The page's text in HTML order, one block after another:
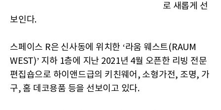
로 새롭게 선
보인다.
스페이스 R은 신사동에 위치한 ‘라움 웨스트(RAUM
WEST)’ 지하 1층에 지난 2021년 4월 오픈한 리빙 전문
편집숍으로 하이앤드급의 키친웨어, 소형가전, 조명, 가
구, 홈 데코용품 등을 선보이고 있다.